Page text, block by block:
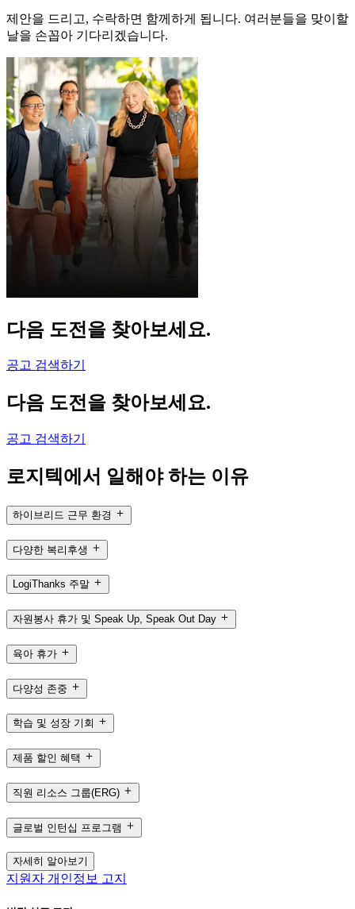
제안을 드리고, 수락하면 함께하게 됩니다. 여러분들을 맞이할
날을 손꼽아 기다리겠습니다.
다음 도전을 찾아보세요.
공고 검색하기
다음 도전을 찾아보세요.
공고 검색하기
로지텍에서 일해야 하는 이유
하이브리드 근무 환경
다양한 복리후생
LogiThanks 주말
자원봉사 휴가 및 Speak Up, Speak Out Day
육아 휴가
다양성 존중
학습 및 성장 기회
제품 할인 혜택
직원 리소스 그룹(ERG)
글로벌 인턴십 프로그램
자세히 알아보기
지원자 개인정보 고지